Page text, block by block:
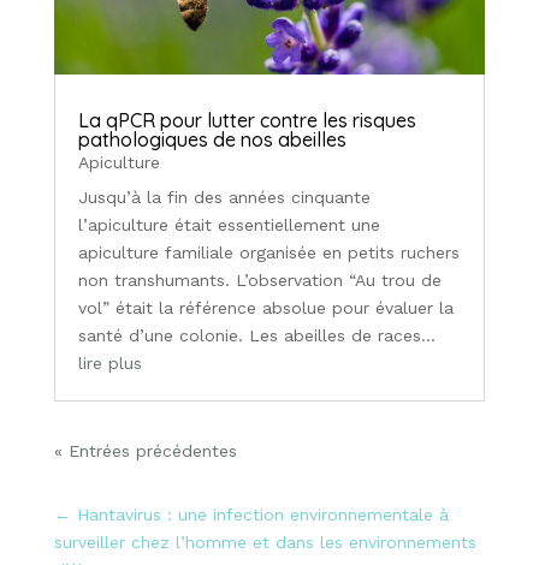
La qPCR pour lutter contre les risques
pathologiques de nos abeilles
Apiculture
Jusqu’à la fin des années cinquante
l’apiculture était essentiellement une
apiculture familiale organisée en petits ruchers
non transhumants. L’observation “Au trou de
vol” était la référence absolue pour évaluer la
santé d’une colonie. Les abeilles de races...
lire plus
« Entrées précédentes
←
Hantavirus : une infection environnementale à
surveiller chez l’homme et dans les environnements